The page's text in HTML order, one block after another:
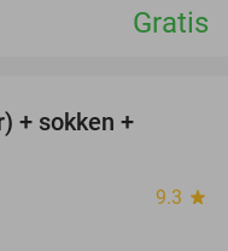
Gratis
+ sokken +
9.3 star